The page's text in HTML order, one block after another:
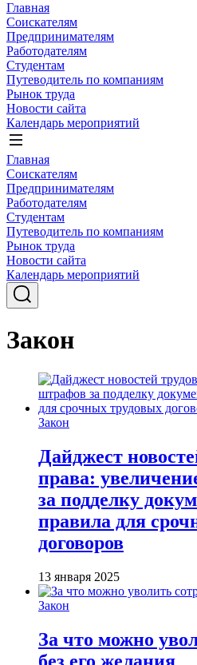
Главная
Соискателям
Предпринимателям
Работодателям
Студентам
Путеводитель по компаниям
Рынок труда
Новости сайта
Календарь мероприятий
Главная
Соискателям
Предпринимателям
Работодателям
Студентам
Путеводитель по компаниям
Рынок труда
Новости сайта
Календарь мероприятий
Закон
Закон
Дайджест
права:
за подделку
правила для
договоров
13 января 2025
Закон
За что можно
без его желания